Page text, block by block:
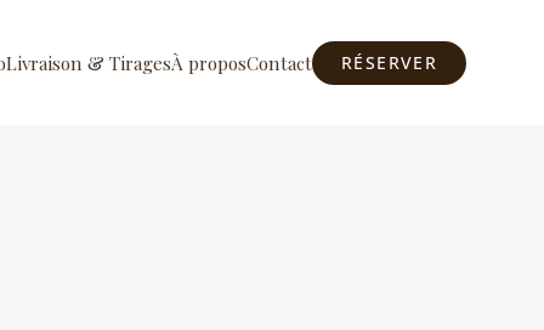
Livraison & TiragesÀ proposContact RÉSERVER